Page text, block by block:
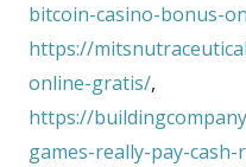
bitcoin-casino-bonus-
https://
online-gratis/,
https://
games-really-pay-